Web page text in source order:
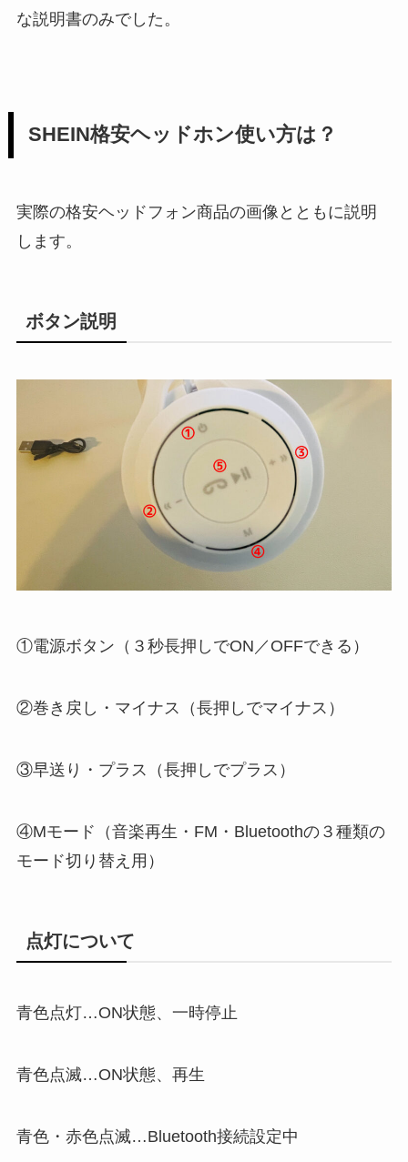
な説明書のみでした。
SHEIN格安ヘッドホン使い方は？
実際の格安ヘッドフォン商品の画像とともに説明
します。
ボタン説明
①電源ボタン（３秒長押しでON／OFFできる）
②巻き戻し・マイナス（長押しでマイナス）
③早送り・プラス（長押しでプラス）
④Mモード（音楽再生・FM・Bluetoothの３種類の
モード切り替え用）
点灯について
青色点灯…ON状態、一時停止
青色点滅…ON状態、再生
青色・赤色点滅…Bluetooth接続設定中